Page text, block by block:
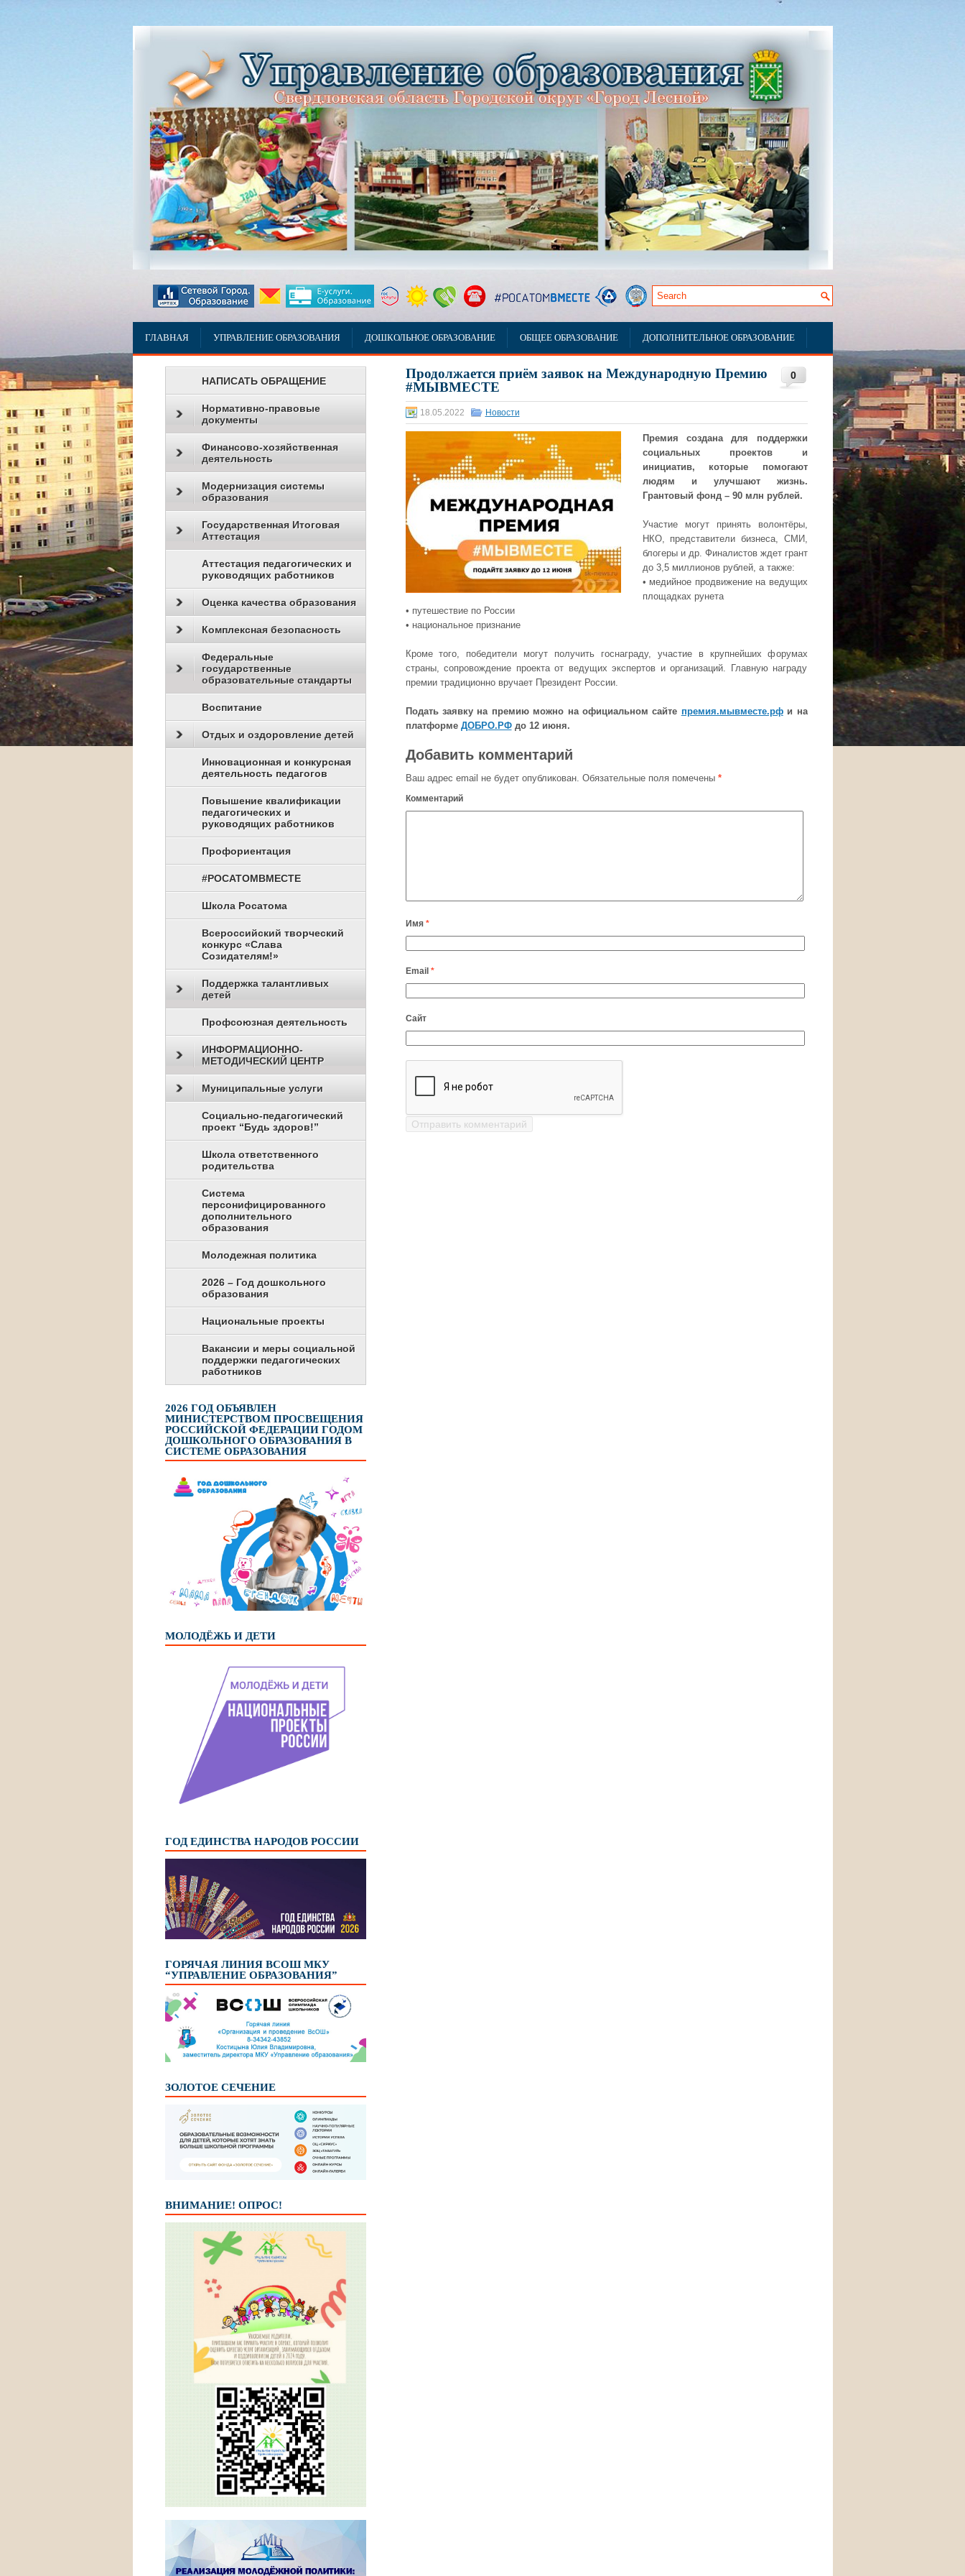
ГЛАВНАЯ УПРАВЛЕНИЕ ОБРАЗОВАНИЯ ДОШКОЛЬНОЕ ОБРАЗОВАНИЕ ОБЩЕЕ ОБРАЗОВАНИЕ ДОПОЛНИТЕЛЬНОЕ ОБРАЗОВАНИЕ
0
Продолжается приём заявок на Международную Премию
#МЫВМЕСТЕ
18.05.2022 Новости
Премия создана для поддержки
социальных проектов и
инициатив, которые помогают
людям и улучшают жизнь.
Грантовый фонд – 90млн рублей.
Участие могут принять волонтёры,
НКО, представители бизнеса, СМИ,
блогеры и др. Финалистов ждет грант
до 3,5 миллионов рублей, а также:
• медийное продвижение на ведущих
площадках рунета
• путешествие по России
• национальное признание
Кроме того, победители могут получить госнаграду, участие в крупнейших форумах
страны, сопровождение проекта от ведущих экспертов и организаций. Главную награду
премии традиционно вручает Президент России.
Подать заявку на премию можно на официальном сайте премия.мывместе.рфи на
платформе ДОБРО.РФдо 12 июня.
Добавить комментарий
Ваш адрес email не будет опубликован. Обязательные поля помечены *
Комментарий
Имя *
Email *
Сайт
НАПИСАТЬ ОБРАЩЕНИЕ
Нормативно-правовые
документы
Финансово-хозяйственная
деятельность
Модернизация системы
образования
Государственная Итоговая
Аттестация
Аттестация педагогических и
руководящих работников
Оценка качества образования
Комплексная безопасность
Федеральные
государственные
образовательные стандарты
Воспитание
Отдых и оздоровление детей
Инновационная и конкурсная
деятельность педагогов
Повышение квалификации
педагогических и
руководящих работников
Профориентация
#РОСАТОМВМЕСТЕ
Школа Росатома
Всероссийский творческий
конкурс «Слава
Созидателям!»
Поддержка талантливых
детей
Профсоюзная деятельность
ИНФОРМАЦИОННО-
МЕТОДИЧЕСКИЙ ЦЕНТР
Муниципальные услуги
Социально-педагогический
проект “Будь здоров!”
Школа ответственного
родительства
Система
персонифицированного
дополнительного
образования
Молодежная политика
2026 – Год дошкольного
образования
Национальные проекты
Вакансии и меры социальной
поддержки педагогических
работников
2026 ГОД ОБЪЯВЛЕН
МИНИСТЕРСТВОМ ПРОСВЕЩЕНИЯ
РОССИЙСКОЙ ФЕДЕРАЦИИ ГОДОМ
ДОШКОЛЬНОГО ОБРАЗОВАНИЯ В
СИСТЕМЕ ОБРАЗОВАНИЯ
МОЛОДЁЖЬ И ДЕТИ
ГОД ЕДИНСТВА НАРОДОВ РОССИИ
ГОРЯЧАЯ ЛИНИЯ ВСОШ МКУ
“УПРАВЛЕНИЕ ОБРАЗОВАНИЯ”
ЗОЛОТОЕ СЕЧЕНИЕ
ВНИМАНИЕ! ОПРОС!